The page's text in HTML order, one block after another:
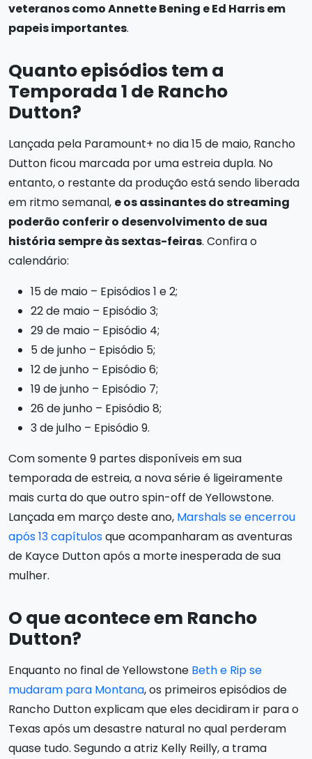
veteranos como Annette Bening e Ed Harris em
papeis importantes.
Quanto episódios tem a
Temporada 1 de Rancho
Dutton?
Lançada pela Paramount+ no dia 15 de maio, Rancho
Dutton ficou marcada por uma estreia dupla. No
entanto, o restante da produção está sendo liberada
em ritmo semanal, e os assinantes do streaming
poderão conferir o desenvolvimento de sua
história sempre às sextas-feiras. Confira o
calendário:
15 de maio – Episódios 1 e 2;
22 de maio – Episódio 3;
29 de maio – Episódio 4;
5 de junho – Episódio 5;
12 de junho – Episódio 6;
19 de junho – Episódio 7;
26 de junho – Episódio 8;
3 de julho – Episódio 9.
Com somente 9 partes disponíveis em sua
temporada de estreia, a nova série é ligeiramente
mais curta do que outro spin-off de Yellowstone.
Lançada em março deste ano, Marshals se encerrou
após 13 capítulosque acompanharam as aventuras
de Kayce Dutton após a morte inesperada de sua
mulher.
O que acontece em Rancho
Dutton?
Enquanto no final de Yellowstone Beth e Rip se
mudaram para Montana, os primeiros episódios de
Rancho Dutton explicam que eles decidiram ir para o
Texas após um desastre natural no qual perderam
quase tudo. Segundo a atriz Kelly Reilly, a trama